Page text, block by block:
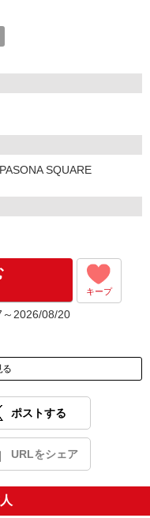
ルダもご確認ください。
SQUARE
キープ
2026/08/20
る
ポストする
URLをシェア